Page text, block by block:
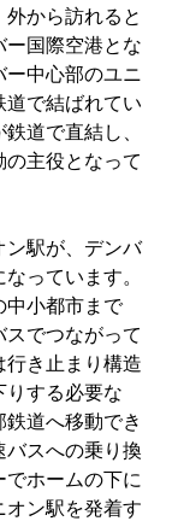
から訪れると
ー国際空港とな
ー中心部のユニ
道で結ばれてい
道で直結し、
主役となって
ン駅が、デンバ
っています。
中小都市まで
でつながって
行き止まり構造
りする必要な
鉄道へ移動でき
バスへの乗り換
でホームの下に
オン駅を発着す